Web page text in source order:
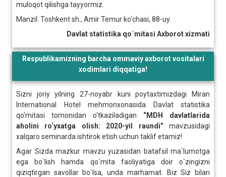
muloqot qilishga tayyormiz.
Manzil: Toshkent sh., Amir Temur ko‘chasi, 88-uy.
Davlat statistika qo`mitasi Axborot xizmati
Respublikamizning barcha ommaviy axborot vositalari
xodimlari diqqatiga!
Sizni joriy yilning 27-noyabr kuni poytaxtimizdagi Miran
International Hotel mehmonxonasida Davlat statistika
qo‘mitasi tomonidan o‘tkaziladigan “MDH davlatlarida
aholini ro‘yxatga olish: 2020-yil raundi” mavzusidagi
xalqaro seminarda ishtirok etish uchun taklif etamiz!
Agar Sizda mazkur mavzu yuzasidan batafsil ma`lumotga
ega bo`lish hamda qo`mita faoliyatiga doir o`zingizni
qiziqtirgan savollar bo`lsa, unda marhamat. Biz Siz bilan